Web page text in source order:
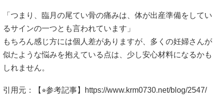
「つまり、臨月の尾てい骨の痛みは、体が出産準備をしてい
るサインの一つとも言われています」
もちろん感じ方には個人差がありますが、多くの妊婦さんが
似たような悩みを抱えている点は、少し安心材料になるかも
しれません。
引用元：【⭐︎参考記事】 https://www.krm0730.net/blog/2547/